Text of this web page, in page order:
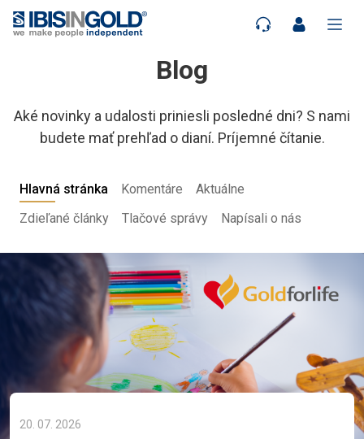
Blog
Aké novinky a udalosti priniesli posledné dni? S nami
budete mať prehľad o dianí. Príjemné čítanie.
Hlavná stránka Komentáre
Aktuálne
Zdieľané články
Tlačové správy Napísali o nás
20. 07. 2026